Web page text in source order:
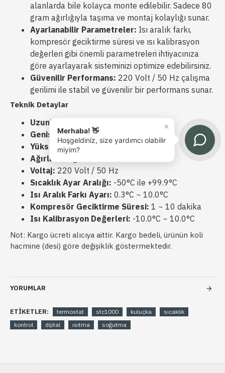
alanlarda bile kolayca monte edilebilir. Sadece 80
gram ağırlığıyla taşıma ve montaj kolaylığı sunar.
Ayarlanabilir Parametreler: Isı aralık farkı,
kompresör geciktirme süresi ve ısı kalibrasyon
değerleri gibi önemli parametreleri ihtiyacınıza
göre ayarlayarak sisteminizi optimize edebilirsiniz.
Güvenilir Performans: 220 Volt / 50 Hz çalışma
gerilimi ile stabil ve güvenilir bir performans sunar.
Teknik Detaylar
Uzunluk:
Genişlik:7.5 cm
Yükseklik:3 cm
Ağırlık:
Voltaj: 220 Volt / 50 Hz
Sıcaklık Ayar Aralığı: -50°C ile +99.9°C
Isı Aralık Farkı Ayarı: 0.3°C ~ 10.0°C
Kompresör Geciktirme Süresi: 1 ~ 10 dakika
Isı Kalibrasyon Değerleri: -10.0°C ~ 10.0°C
Not: Kargo ücreti alıcıya aittir. Kargo bedeli, ürünün koli
hacmine (desi) göre değişiklik göstermektedir.
YORUMLAR
ETIKETLER: termostat stc1000 kuluçka
sıcaklık
kontrol
dijital ısıtma soğutma
×
Merhaba! 👋
Hoşgeldiniz, size yardımcı olabilir
miyim?